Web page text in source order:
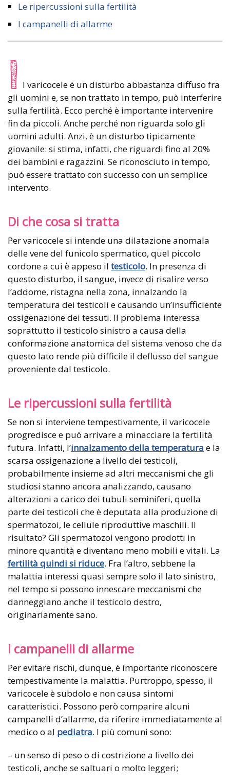
Le ripercussioni sulla fertilità
I campanelli di allarme
I l varicocele è un disturbo abbastanza diffuso fra
gli uomini e, se non trattato in tempo, può interferire
sulla fertilità. Ecco perché è importante intervenire
fin da piccoli. Anche perché non riguarda solo gli
uomini adulti. Anzi, è un disturbo tipicamente
giovanile: si stima, infatti, che riguardi fino al 20%
dei bambini e ragazzini. Se riconosciuto in tempo,
può essere trattato con successo con un semplice
intervento.
Di che cosa si tratta
Per varicocele si intende una dilatazione anomala
delle vene del funicolo spermatico, quel piccolo
cordone a cui è appeso il testicolo. In presenza di
questo disturbo, il sangue, invece di risalire verso
l’addome, ristagna nella zona, innalzando la
temperatura dei testicoli e causando un’insufficiente
ossigenazione dei tessuti. Il problema interessa
soprattutto il testicolo sinistro a causa della
conformazione anatomica del sistema venoso che da
questo lato rende più difficile il deflusso del sangue
proveniente dal testicolo.
Le ripercussioni sulla fertilità
Se non si interviene tempestivamente, il varicocele
progredisce e può arrivare a minacciare la fertilità
futura. Infatti, l’innalzamento della temperatura e la
scarsa ossigenazione a livello dei testicoli,
probabilmente insieme ad altri meccanismi che gli
studiosi stanno ancora analizzando, causano
alterazioni a carico dei tubuli seminiferi, quella
parte dei testicoli che è deputata alla produzione di
spermatozoi, le cellule riproduttive maschili. Il
risultato? Gli spermatozoi vengono prodotti in
minore quantità e diventano meno mobili e vitali. La
fertilità quindi si riduce. Fra l’altro, sebbene la
malattia interessi quasi sempre solo il lato sinistro,
nel tempo si possono innescare meccanismi che
danneggiano anche il testicolo destro,
originariamente sano.
I campanelli di allarme
Per evitare rischi, dunque, è importante riconoscere
tempestivamente la malattia. Purtroppo, spesso, il
varicocele è subdolo e non causa sintomi
caratteristici. Possono però comparire alcuni
campanelli d’allarme, da riferire immediatamente al
medico o al pediatra. I più comuni sono:
– un senso di peso o di costrizione a livello dei
testicoli, anche se saltuari o molto leggeri;